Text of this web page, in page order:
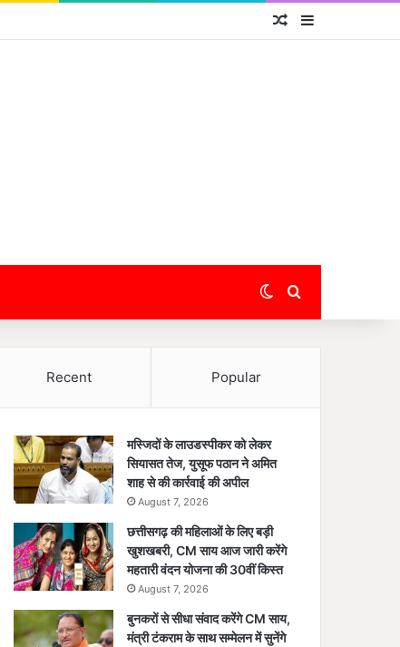
Random Article
Switch skin
Recent Popular
मस्जिदों के लाउडस्पीकर को लेकर
सियासत तेज, युसूफ पठान ने अमित
शाह से की कार्रवाई की अपील
August 7, 2026
छत्तीसगढ़ की महिलाओं के लिए बड़ी
खुशखबरी, CM साय आज जारी करेंगे
महतारी वंदन योजना की 30वीं किस्त
August 7, 2026
बुनकरों से सीधा संवाद करेंगे CM साय,
मंत्री टंकराम के साथ सम्मेलन में सुनेंगे